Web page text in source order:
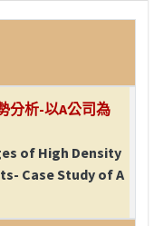
分析-以A公司為
of High Density
Case Study of A